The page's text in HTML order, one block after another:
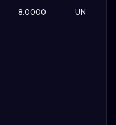
8.0000 UN